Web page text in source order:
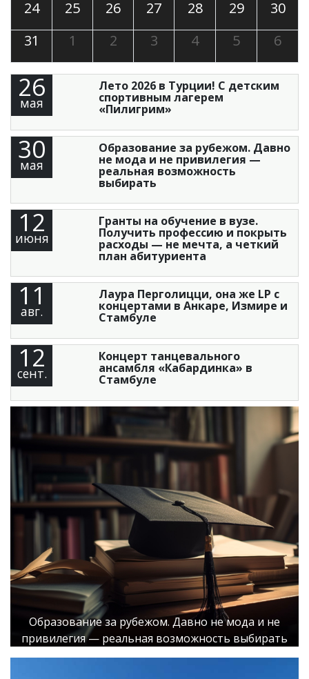
24 25 26 27 28 29
30
31
1 2 3 4 5 6
26
мая
Лето 2026 в Турции! С детским
спортивным лагерем
«Пилигрим»
30
мая
Образование за рубежом. Давно
не мода и не привилегия —
реальная возможность
выбирать
12
июня
Гранты на обучение в вузе.
Получить профессию и покрыть
расходы — не мечта, а четкий
план абитуриента
11
авг.
Лаура Перголицци, она же LP с
концертами в Анкаре, Измире и
Стамбуле
12
сент.
Концерт танцевального
ансамбля «Кабардинка» в
Стамбуле
Образование за рубежом. Давно не мода и не
привилегия — реальная возможность выбирать